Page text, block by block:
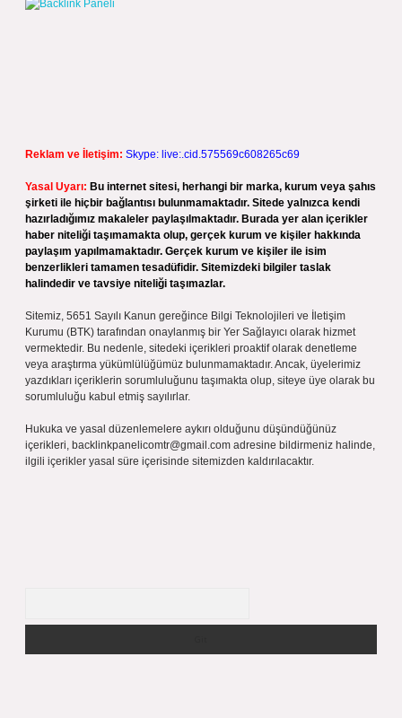
Reklam ve İletişim: Skype: live:.cid.575569c608265c69
Yasal Uyarı: Bu internet sitesi, herhangi bir marka, kurum veya şahıs
şirketi ile hiçbir bağlantısı bulunmamaktadır. Sitede yalnızca kendi
hazırladığımız makaleler paylaşılmaktadır. Burada yer alan içerikler
haber niteliği taşımamakta olup, gerçek kurum ve kişiler hakkında
paylaşım yapılmamaktadır. Gerçek kurum ve kişiler ile isim
benzerlikleri tamamen tesadüfidir. Sitemizdeki bilgiler taslak
halindedir ve tavsiye niteliği taşımazlar.
Sitemiz, 5651 Sayılı Kanun gereğince Bilgi Teknolojileri ve İletişim
Kurumu (BTK) tarafından onaylanmış bir Yer Sağlayıcı olarak hizmet
vermektedir. Bu nedenle, sitedeki içerikleri proaktif olarak denetleme
veya araştırma yükümlülüğümüz bulunmamaktadır. Ancak, üyelerimiz
yazdıkları içeriklerin sorumluluğunu taşımakta olup, siteye üye olarak bu
sorumluluğu kabul etmiş sayılırlar.
Hukuka ve yasal düzenlemelere aykırı olduğunu düşündüğünüz
içerikleri, backlinkpanelicomtr@gmail.com adresine bildirmeniz halinde,
ilgili içerikler yasal süre içerisinde sitemizden kaldırılacaktır.